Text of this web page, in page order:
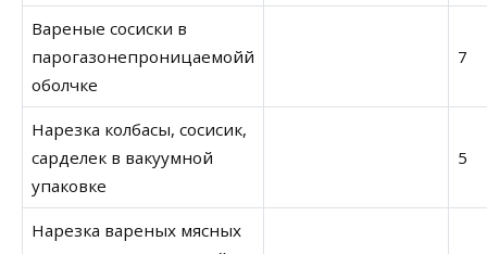
Вареные сосиски в
парогазонепроницаемойй
оболчке
7
Нарезка колбасы, сосисик,
сарделек в вакуумной
упаковке
5
Нарезка вареных мясных